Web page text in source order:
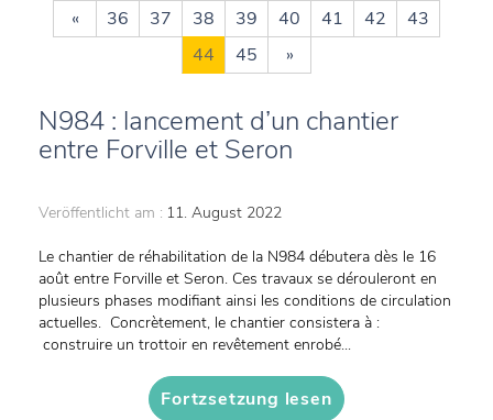
« 36 37 38 39 40 41 42
43
44
45 »
N984 : lancement d’un chantier
entre Forville et Seron
Veröffentlicht am : 11. August 2022
Le chantier de réhabilitation de la N984 débutera dès le 16
août entre Forville et Seron. Ces travaux se dérouleront en
plusieurs phases modifiant ainsi les conditions de circulation
actuelles. Concrètement, le chantier consistera à :
construire un trottoir en revêtement enrobé...
Fortzsetzung lesen